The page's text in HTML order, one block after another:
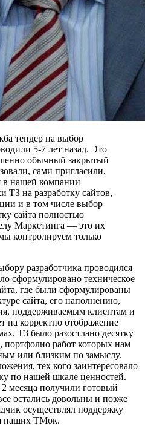
тендер на выбор
5-7 лет назад. Это
обычный закрытый
сами пригласили,
в нашей компании
на разработку сайтов,
и в том числе выбор
сайта полностью
Маркетинга — это их
контролируем только
разработчика проводился
сформулировано техническое
где были сформулированы
сайта, его наполнению,
поддерживаемым клиентам и
на корректно отображение
ТЗ было разостлано десятку
портфолио работ которых нам
или близким по замыслу.
тех кого заинтересовало
по нашей шкале ценностей.
месяца получили готовый
остались довольны и позже
осуществлял поддержку
наших ТМок.